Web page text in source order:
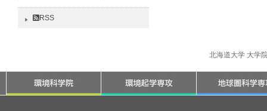
カ
イ
ゴ
カ
RSS
北海道大学 大学